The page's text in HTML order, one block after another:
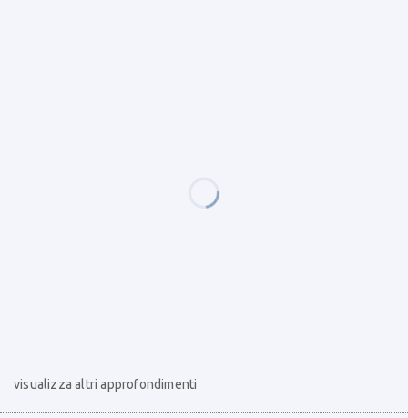
visualizza altri approfondimenti